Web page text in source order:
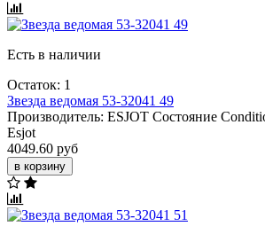
Есть в наличии
Остаток: 1
Звезда вeдомая 53-32041 49
Производитель: ESJOT Состояние
Esjot
4049.60 руб
в корзину